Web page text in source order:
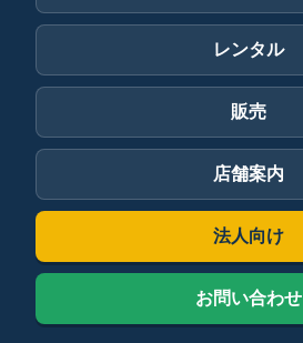
レンタル
販売
店舗案内
法人向け
お問い合わせ